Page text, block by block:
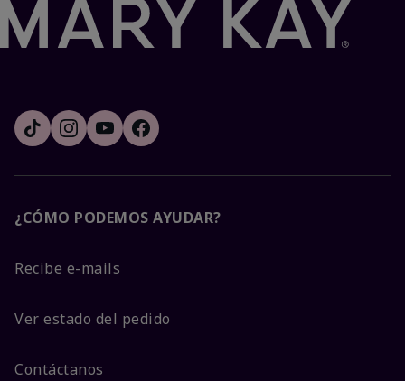
¿CÓMO PODEMOS AYUDAR?
Recibe e-mails
Ver estado del pedido
Contáctanos